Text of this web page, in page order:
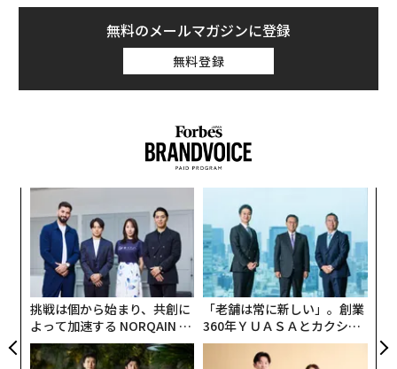
無料のメールマガジンに登録
無料登録
挑戦は個から始まり、共創に
よって加速する NORQAIN JA
PAN 特別座談会
「老舗は常に新しい」。創業
360年ＹＵＡＳＡとカクシン
CEO田尻望が語る、AIを超え
る人の価値